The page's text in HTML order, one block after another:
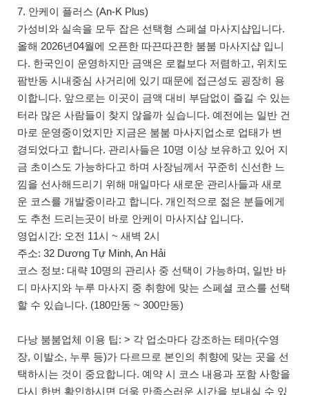
7. 안케이 플러스 (An-K Plus)
가성비와 실속을 모두 잡은 선택형 스페셜 마사지샵입니다.
올해 2026년04월에 오픈한 따끈따끈한 붐붐 마사지샵 입니
다. 한국인이 운영하지만 금액은 로컬보다 저렴하고, 위치도
팜반동 시내중심 사거리에 있기 때문에 접근성도 굉장히 용
이합니다. 앞으로는 이곳이 금액 대비 부담없이 즐길 수 있는
터라 많은 사람들이 찾지 않을까 싶습니다. 예전에는 일반 건
마로 운영중이었지만 지금은 붐붐 마사지업소로 업태가 변
경되었다고 합니다. 관리사들은 10명 이상 보유하고 있어 지
금 초이스도 가능하다고 하며 사장님께서 꾸준히 신선한 느
낌을 선사해드리기 위해 매일마다 새로운 관리사들과 새로
운 코스를 개발중이라고 합니다. 개인적으로 젊은 분들에게
도 추천 드리는곳이 바로 안케이 마사지샵 입니다.
영업시간: 오전 11시 ~ 새벽 2시
주소: 32 Dương Tự Minh, An Hải
코스 정보: 대략 10명의 관리사 중 선택이 가능하며, 일반 바
디 마사지와 누루 마사지 중 취향에 맞는 스페셜 코스를 선택
할 수 있습니다. (180만동 ~ 300만동)
다낭 붐붐업체 이용 팁: > 각 업소마다 강조하는 테마(수영
장, 이발소, 누루 등)가 다르므로 본인의 취향에 맞는 곳을 선
택하시는 것이 중요합니다. 예약 시 코스 내용과 포함 사항을
다시 한번 확인하시면 더욱 만족스러운 시간을 보내실 수 있